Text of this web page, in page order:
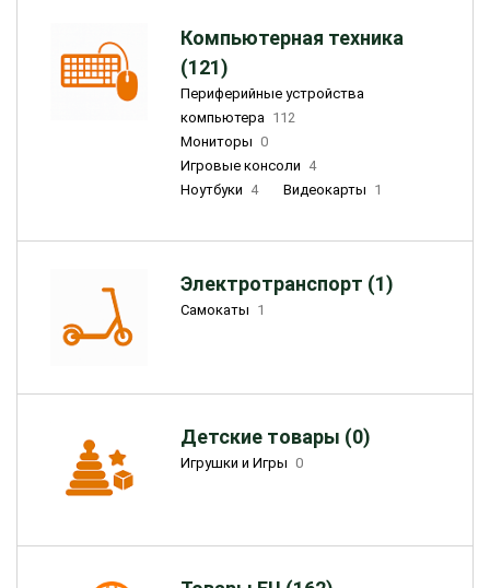
Компьютерная техника
(121)
Периферийные устройства
компьютера 112
Мониторы 0
Игровые консоли 4
Ноутбуки 4 Видеокарты 1
Электротранспорт (1)
Самокаты 1
Детские товары (0)
Игрушки и Игры 0